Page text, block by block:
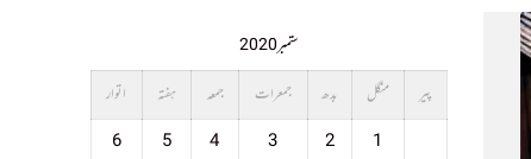
ستمبر 2020
پیر
منگل بدھ جمعرات جمعہ ہفتہ اتوار
1
2
3
4
5
6